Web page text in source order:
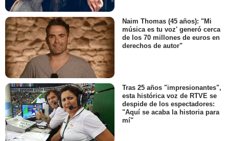
Naim Thomas (45 años): "Mi
música es tu voz' generó cerca
de los 70 millones de euros en
derechos de autor"
Tras 25 años "impresionantes",
esta histórica voz de RTVE se
despide de los espectadores:
"Aquí se acaba la historia para
mí"